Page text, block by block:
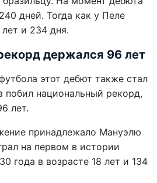
дней. Тогда как у Пеле
лет и 234 дня.
держался 96 лет
этот дебют также стал
национальный рекорд,
лет.
принадлежало Мануэлю
на первом в истории
года в возрасте 18 лет и 134